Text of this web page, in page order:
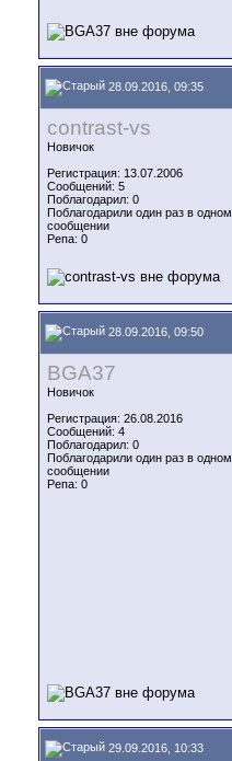
28.09.2016, 09:35
contrast-vs
Новичок
Регистрация: 13.07.2006
Сообщений: 5
Поблагодарил: 0
Поблагодарили один раз в одном
сообщении
Репа: 0
28.09.2016, 09:50
BGA37
Новичок
Регистрация: 26.08.2016
Сообщений: 4
Поблагодарил: 0
Поблагодарили один раз в одном
сообщении
Репа: 0
29.09.2016, 10:33